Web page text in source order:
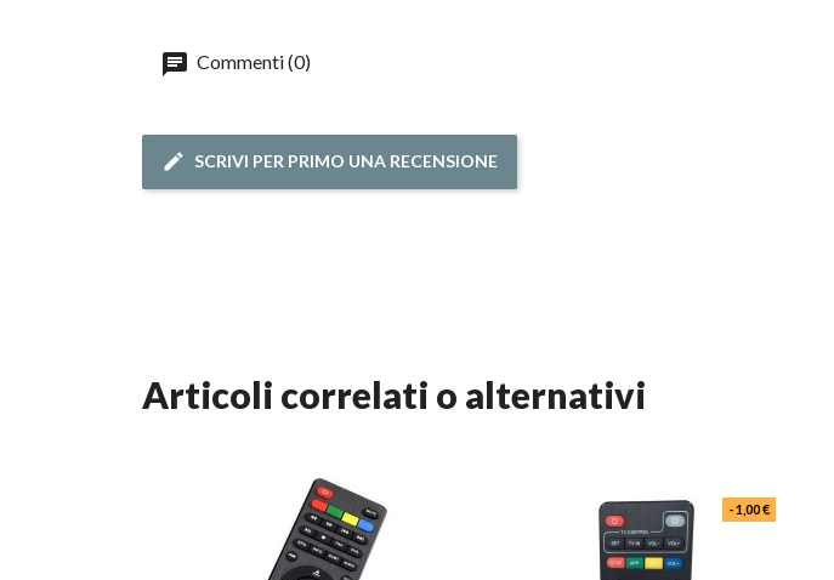
Commenti (0)
SCRIVI PER PRIMO UNA RECENSIONE
articoli correlati o alternativi
- 1,00 €